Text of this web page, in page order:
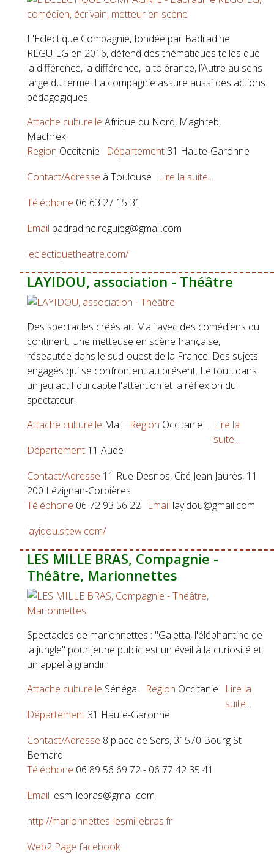
L'Eclectique Compagnie, fondée par Badradine
REGUIEG en 2016, défend des thématiques telles que
la différence, la différence, la tolérance, l’Autre au sens
large du terme. La compagnie assure aussi des actions
pédagogiques.
Attache culturelle Afrique du Nord, Maghreb,
Machrek
Region Occitanie Département 31 Haute-Garonne
Contact/Adresse à Toulouse
Téléphone 06 63 27 15 31
Email badradine.reguieg@gmail.com
leclectiquetheatre.com/
Lire la suite...
LAYIDOU, association - Théâtre
Des spectacles créés au Mali avec des comédiens du
continent. Une metteuse en scène française,
réseautée dans le sud-ouest de la France. Des sujets
engagés qui se confrontent au présent. Le tout, dans
un jeu actif qui capte l'attention et la réflexion du
spectateur.
Attache culturelle Mali Region Occitanie_
Département 11 Aude
Contact/Adresse 11 Rue Desnos, Cité Jean Jaurès, 11
200 Lézignan-Corbières
Téléphone 06 72 93 56 22 Email layidou@gmail.com
layidou.sitew.com/
Lire la
suite...
LES MILLE BRAS, Compagnie -
Théâtre, Marionnettes
Spectacles de marionnettes : "Galetta, l'éléphantine de
la jungle" pour jeune public est un éveil à la curiosité et
un appel à grandir.
Attache culturelle Sénégal Region Occitanie
Département 31 Haute-Garonne
Contact/Adresse 8 place de Sers, 31570 Bourg St
Bernard
Téléphone 06 89 56 69 72 - 06 77 42 35 41
Email lesmillebras@gmail.com
http://marionnettes-lesmillebras.fr
Web2 Page facebook
Lire la
suite...